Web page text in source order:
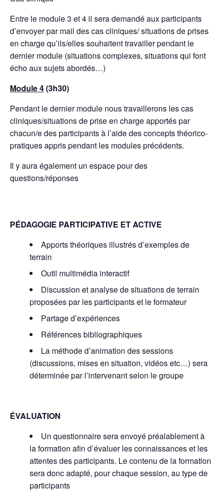
Entre le module 3 et 4 il sera demandé aux participants
d’envoyer par mail des cas cliniques/ situations de prises
en charge qu’ils/elles souhaitent travailler pendant le
dernier module (situations complexes, situations qui font
écho aux sujets abordés…)
Module 4(3h30)
Pendant le dernier module nous travaillerons les cas
cliniques/situations de prise en charge apportés par
chacun/e des participants à l’aide des concepts théorico-
pratiques appris pendant les modules précédents.
Il y aura également un espace pour des
questions/réponses
PÉDAGOGIE PARTICIPATIVE ET ACTIVE
Apports théoriques illustrés d’exemples de
terrain
Outil multimédia interactif
Discussion et analyse de situations de terrain
proposées par les participants et le formateur
Partage d’expériences
Références bibliographiques
La méthode d’animation des sessions
(discussions, mises en situation, vidéos etc…) sera
déterminée par l’intervenant selon le groupe
ÉVALUATION
Un questionnaire sera envoyé préalablement à
la formation afin d’évaluer les connaissances et les
attentes des participants. Le contenu de la formation
sera donc adapté, pour chaque session, au type de
participants